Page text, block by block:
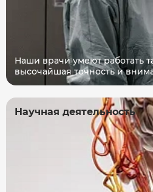
Наши врачи умеют работать
высочайшая точность и
Научная деятельность